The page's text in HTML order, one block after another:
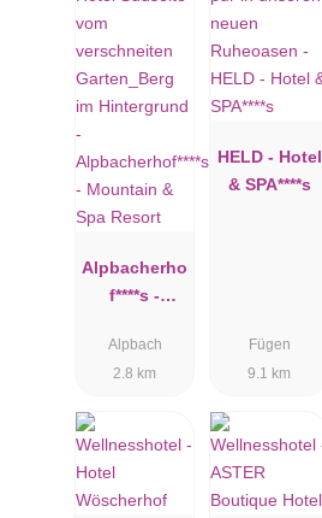
Alpbacherho
f****s -
Spa Resort
Alpbach
2.8 km
HELD - Hotel
& SPA****s
Fügen
9.1 km